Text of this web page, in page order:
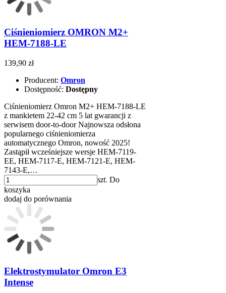
Ciśnieniomierz OMRON M2+
HEM-7188-LE
139,90 zł
Producent: Omron
Dostępność: Dostępny
Ciśnieniomierz Omron M2+ HEM-7188-LE
z mankietem 22-42 cm 5 lat gwarancji z
serwisem door-to-door Najnowsza odsłona
popularnego ciśnieniomierza
automatycznego Omron, nowość 2025!
Zastąpił wcześniejsze wersje HEM-7119-
EE, HEM-7117-E, HEM-7121-E, HEM-
7143-E,…
szt. Do
koszyka
dodaj do porównania
Elektrostymulator Omron E3
Intense